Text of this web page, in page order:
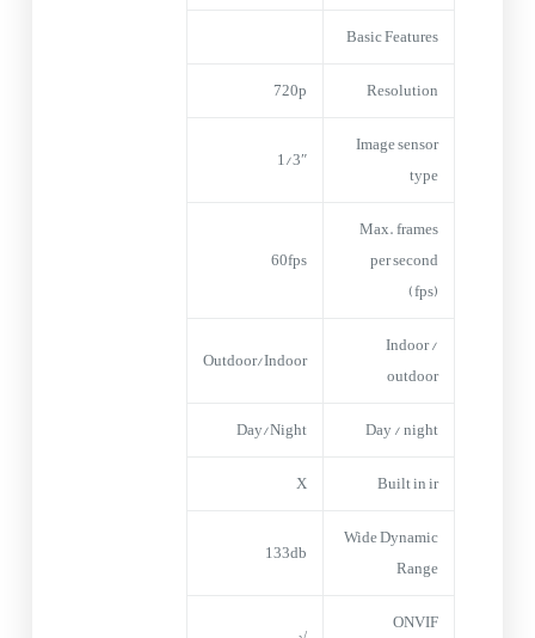
Basic Features
Resolution
720p
Image sensor
type
1/3″
Max. frames
per second
(fps)
60fps
Indoor /
outdoor
Outdoor/Indoor
Day / night
Day/Night
Built in ir
X
Wide Dynamic
Range
133db
ONVIF